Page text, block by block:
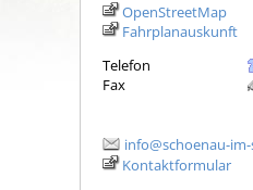
OpenStreetMap
Fahrplanauskunft
Telefon
Fax
info@schoenau-
Kontaktformular